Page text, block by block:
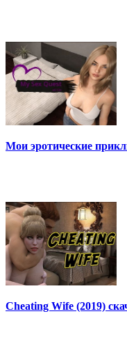
Мои эротические
Cheating Wife (2019)